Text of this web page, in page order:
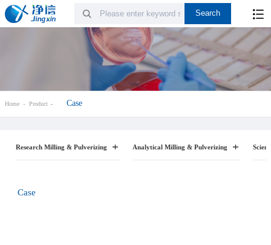
Home Product Case
Research Milling & Pulverizing Analytical Milling & Pulverizing
Case